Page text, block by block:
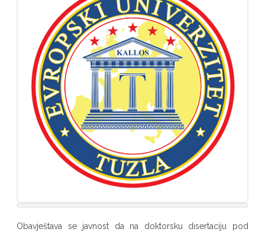
Obavještava se javnost da na doktorsku disertaciju pod